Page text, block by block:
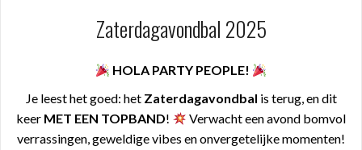
Zaterdagavondbal 2025
HOLA PARTY PEOPLE!
Je leest het goed: het Zaterdagavondbal is terug, en dit
keer MET EEN TOPBAND!
Verwacht een avond bomvol
verrassingen, geweldige vibes en onvergetelijke momenten!